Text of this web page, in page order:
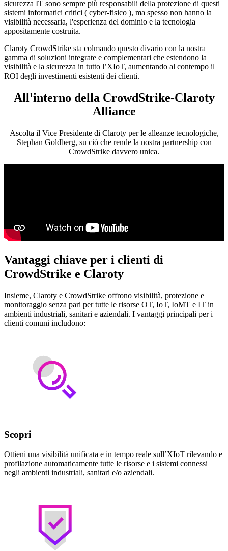
sicurezza IT sono sempre più responsabili della protezione di questi
sistemi informatici critici ( cyber-fisico ), ma spesso non hanno la
visibilità necessaria, l'esperienza del dominio e la tecnologia
appositamente costruita.
Claroty CrowdStrike sta colmando questo divario con la nostra
gamma di soluzioni integrate e complementari che estendono la
visibilità e la sicurezza in tutto l’XIoT, aumentando al contempo il
ROI degli investimenti esistenti dei clienti.
All'interno della CrowdStrike-Claroty
Alliance
Ascolta il Vice Presidente di Claroty per le alleanze tecnologiche,
Stephan Goldberg, su ciò che rende la nostra partnership con
CrowdStrike davvero unica.
Vantaggi chiave per i clienti di
CrowdStrike e Claroty
Insieme, Claroty e CrowdStrike offrono visibilità, protezione e
monitoraggio senza pari per tutte le risorse OT, IoT, IoMT e IT in
ambienti industriali, sanitari e aziendali. I vantaggi principali per i
clienti comuni includono:
Scopri
Ottieni una visibilità unificata e in tempo reale sull’XIoT rilevando e
profilazione automaticamente tutte le risorse e i sistemi connessi
negli ambienti industriali, sanitari e/o aziendali.